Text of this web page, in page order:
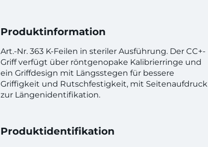
Produktinformation
Art.-Nr. 363 K-Feilen in steriler Ausführung. Der CC+-
Griff verfügt über röntgenopake Kalibrierringe und
ein Griffdesign mit Längsstegen für bessere
Griffigkeit und Rutschfestigkeit, mit Seitenaufdruck
zur Längenidentifikation.
Produktidentifikation